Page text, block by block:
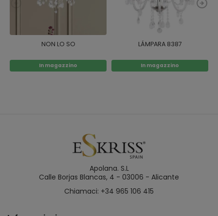
NON LO SO
In magazzino
LÁMPARA 8387
In magazzino
Apolana. S.L
Calle Borjas Blancas, 4 - 03006 - Alicante
Chiamaci: +34 965 106 415